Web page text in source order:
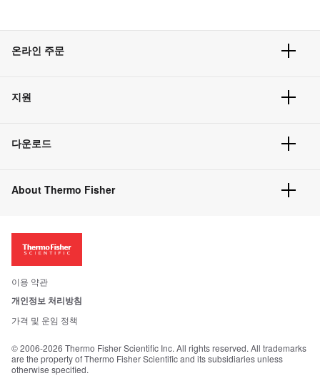
온라인 주문
주문 방법
벌크 주문
지원
고객 센터
웹사이트 개선사항
다운로드
주문관련문서
About Thermo Fisher
투자자
사회적 책임
브랜드
이용 약관
개인정보 처리방침
가격 및 운임 정책
© 2006-2026 Thermo Fisher Scientific Inc. All rights reserved. All trademarks
are the property of Thermo Fisher Scientific and its subsidiaries unless
otherwise specified.